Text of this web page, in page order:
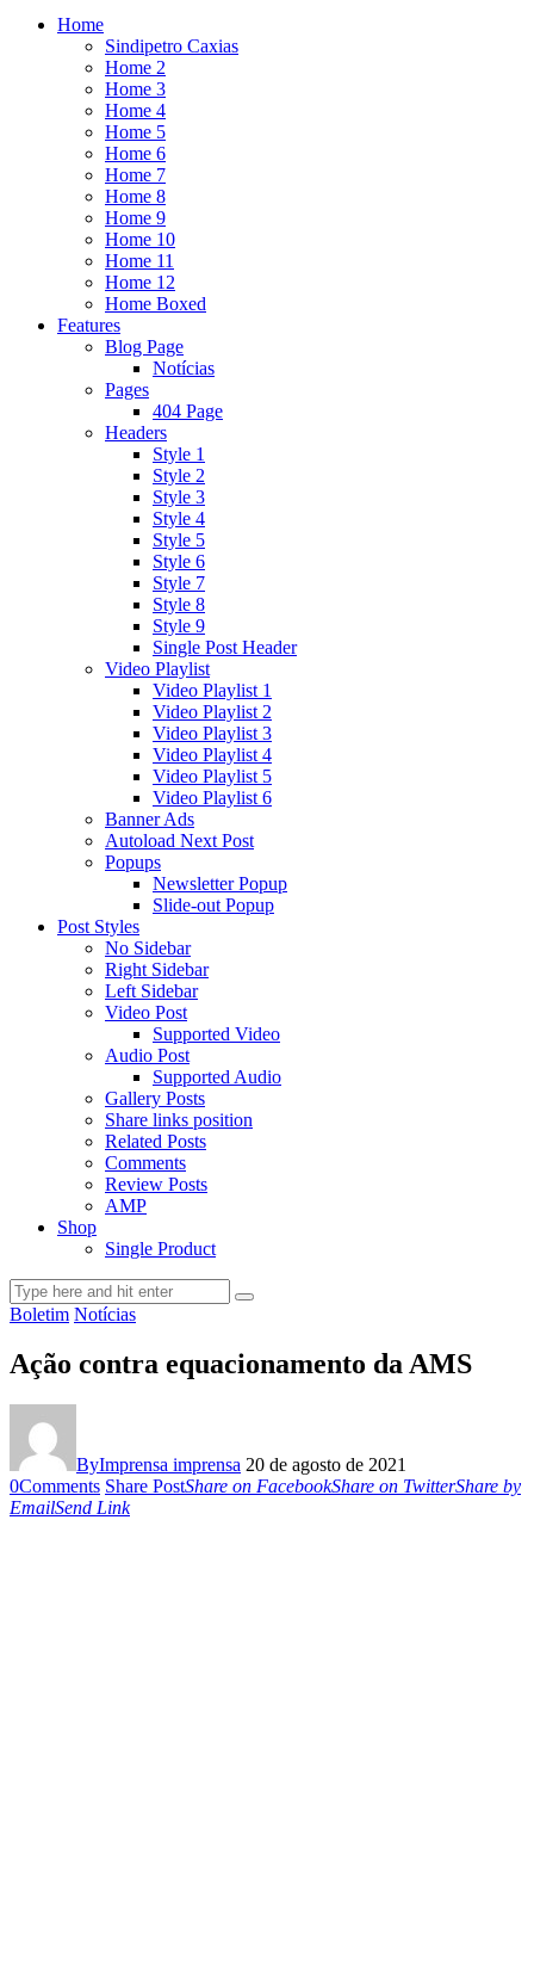
Home
Sindipetro Caxias
Home 2
Home 3
Home 4
Home 5
Home 6
Home 7
Home 8
Home 9
Home 10
Home 11
Home 12
Home Boxed
Features
Blog Page
Notícias
Pages
404 Page
Headers
Style 1
Style 2
Style 3
Style 4
Style 5
Style 6
Style 7
Style 8
Style 9
Single Post Header
Video Playlist
Video Playlist 1
Video Playlist 2
Video Playlist 3
Video Playlist 4
Video Playlist 5
Video Playlist 6
Banner Ads
Autoload Next Post
Popups
Newsletter Popup
Slide-out Popup
Post Styles
No Sidebar
Right Sidebar
Left Sidebar
Video Post
Supported Video
Audio Post
Supported Audio
Gallery Posts
Share links position
Related Posts
Comments
Review Posts
AMP
Shop
Single Product
Boletim Notícias
Ação contra equacionamento da AMS
ByImprensa imprensa 20 de agosto de 2021
0Comments Share PostShare on FacebookShare on TwitterShare by
EmailSend Link